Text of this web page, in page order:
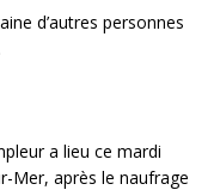
d’autres personnes
a lieu ce mardi
Mer, après le naufrage